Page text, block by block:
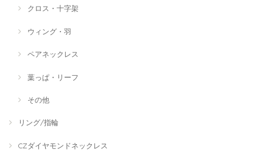
クロス・十字架
ウィング・羽
ペアネックレス
葉っぱ・リーフ
その他
リング/指輪
CZダイヤモンドネックレス